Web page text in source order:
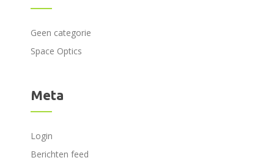
Geen categorie
Space Optics
Meta
Login
Berichten feed